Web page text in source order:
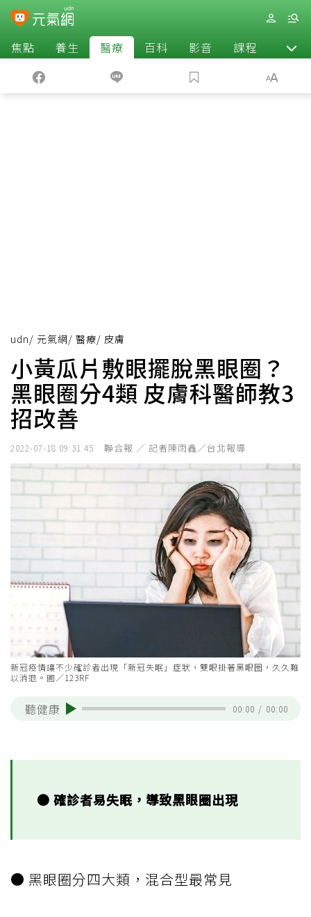
焦點 養生 醫療 百科 影音 課程 退休
udn/ 元氣網/ 醫療/ 皮膚
小黃瓜片敷眼擺脫黑眼圈？
黑眼圈分4類 皮膚科醫師教3
招改善
2022-07-18 09:31:45 聯合報 ／ 記者陳雨鑫／台北報導
新冠疫情讓不少確診者出現「新冠失眠」症狀，雙眼掛著黑眼圈，久久難
以消退。圖／123RF
聽健康 00:00 / 00:00
● 確診者易失眠，導致黑眼圈出現
● 黑眼圈分四大類，混合型最常見